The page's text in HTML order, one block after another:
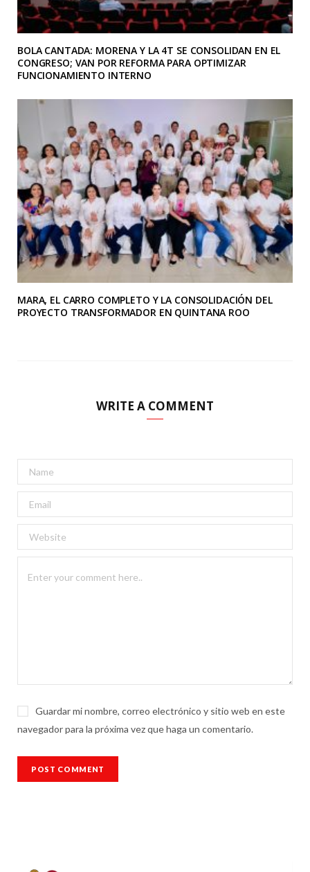
BOLA CANTADA: MORENA Y LA 4T SE CONSOLIDAN EN EL
CONGRESO; VAN POR REFORMA PARA OPTIMIZAR
FUNCIONAMIENTO INTERNO
MARA, EL CARRO COMPLETO Y LA CONSOLIDACIÓN DEL
PROYECTO TRANSFORMADOR EN QUINTANA ROO
WRITE A COMMENT
Guardar mi nombre, correo electrónico y sitio web en este
navegador para la próxima vez que haga un comentario.